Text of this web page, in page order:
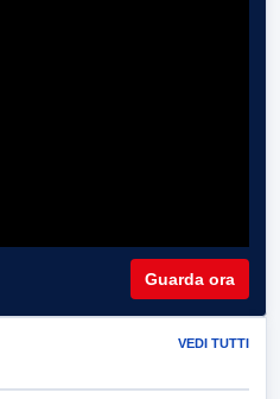
Guarda ora
VEDI TUTTI